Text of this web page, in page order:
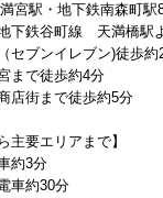
満宮駅・地下鉄南森町
下鉄谷町線 天満橋駅
セブンイレブン)徒歩約
まで徒歩約4分
店街まで徒歩約5分
主要エリアまで】
約3分
車約30分